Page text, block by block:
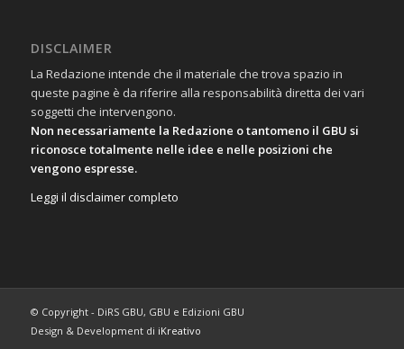
DISCLAIMER
La Redazione intende che il materiale che trova spazio in
queste pagine è da riferire alla responsabilità diretta dei vari
soggetti che intervengono.
Non necessariamente la Redazione o tantomeno il GBU si
riconosce totalmente nelle idee e nelle posizioni che
vengono espresse.
Leggi il disclaimer completo
© Copyright - DiRS GBU, GBU e Edizioni GBU
Design & Development di iKreativo